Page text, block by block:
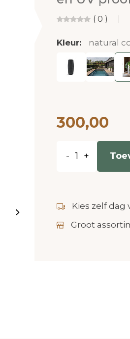
( 0 )
Kleur: natural
300,00
- +
Kies zelf dag
Groot